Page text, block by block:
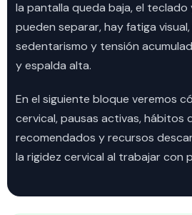
la pantalla queda baja, el teclado
pueden separar, hay fatiga
sedentarismo y tensión
y espalda alta.
En el siguiente bloque veremos
cervical, pausas activas, hábitos
recomendados y recursos
la rigidez cervical al trabajar con